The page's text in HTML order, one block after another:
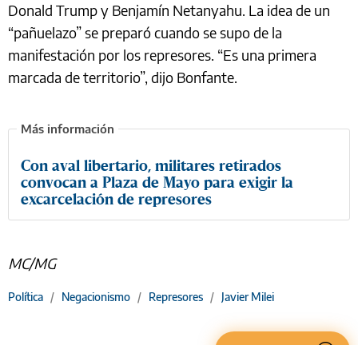
Donald Trump y Benjamín Netanyahu. La idea de un
“pañuelazo” se preparó cuando se supo de la
manifestación por los represores. “Es una primera
marcada de territorio”, dijo Bonfante.
Con aval libertario, militares retirados
convocan a Plaza de Mayo para exigir la
excarcelación de represores
MC/MG
Política / Negacionismo / Represores / Javier Milei